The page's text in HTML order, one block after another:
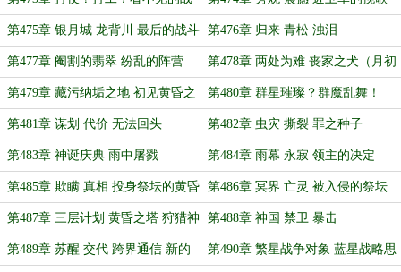
线
第475章 银月城 龙背川 最后的战斗
（7.2K，月末求月票）
第476章 归来 青松 浊泪
第477章 阉割的翡翠 纷乱的阵营
（月初求月票）
第478章 两处为难 丧家之犬（月初
求月票）
第479章 藏污纳垢之地 初见黄昏之
主
第480章 群星璀璨？群魔乱舞！
第481章 谋划 代价 无法回头 第482章 虫灾 撕裂 罪之种子
第483章 神诞庆典 雨中屠戮 第484章 雨幕 永寂 领主的决定
第485章 欺瞒 真相 投身祭坛的黄昏
之主
第486章 冥界 亡灵 被入侵的祭坛
第487章 三层计划 黄昏之塔 狩猎神
明
第488章 神国 禁卫 暴击
第489章 苏醒 交代 跨界通信 新的 第490章 繁星战争对象 蓝星战略思